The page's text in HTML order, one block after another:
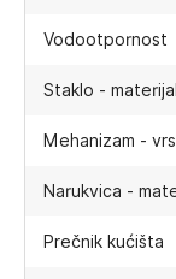
Vodootpornost
Staklo - materijal
Mehanizam -
Narukvica -
Prečnik kućišta